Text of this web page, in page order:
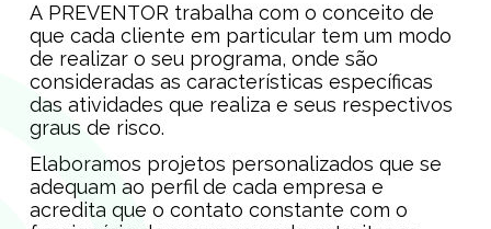
A PREVENTOR trabalha com o conceito de
que cada cliente em particular tem um modo
de realizar o seu programa, onde são
consideradas as características específicas
das atividades que realiza e seus respectivos
graus de risco.
Elaboramos projetos personalizados que se
adequam ao perfil de cada empresa e
acredita que o contato constante com o